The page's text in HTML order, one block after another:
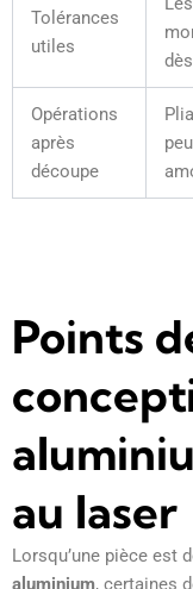
Tolérances
utiles
Opérations
après
découpe
Points
au laser
Lorsqu’une pièce est
aluminium, certaines